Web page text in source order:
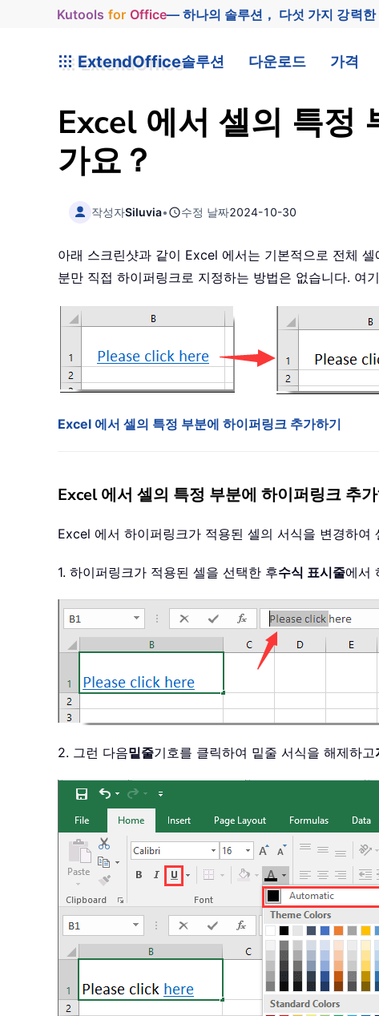
Kutools for Office— 하나의 솔루션， 다섯 가지 강력한
ExtendOffice솔루션 다운로드 가격
Excel 에서 셀의 특정
가요？
작성자Siluvia• 수정 날짜2024-10-30
아래 스크린샷과 같이 Excel 에서는 기본적으로 전체
분만 직접 하이퍼링크로 지정하는 방법은 없습니다. 여
Excel 에서 셀의 특정 부분에 하이퍼링크 추가하기
Excel 에서 셀의 특정 부분에 하이퍼링크 추
Excel 에서 하이퍼링크가 적용된 셀의 서식을 변경하여
1. 하이퍼링크가 적용된 셀을 선택한 후수식 표시줄에서
2. 그런 다음밑줄기호를 클릭하여 밑줄 서식을 해제하고